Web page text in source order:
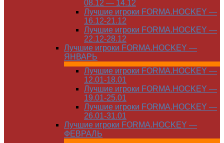
08.12 — 14.12
Лучшие игроки FORMA.HOCKEY —
16.12-21.12
Лучшие игроки FORMA.HOCKEY —
22.12-28.12
Лучшие игроки FORMA.HOCKEY —
ЯНВАРЬ
Лучшие игроки FORMA.HOCKEY —
12.01-18.01
Лучшие игроки FORMA.HOCKEY —
19.01-25.01
Лучшие игроки FORMA.HOCKEY —
26.01-31.01
Лучшие игроки FORMA.HOCKEY —
ФЕВРАЛЬ